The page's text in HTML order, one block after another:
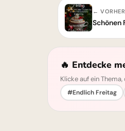
←
Schönen
🔥 Entdecke
Klicke auf ein
#Endlich Freitag